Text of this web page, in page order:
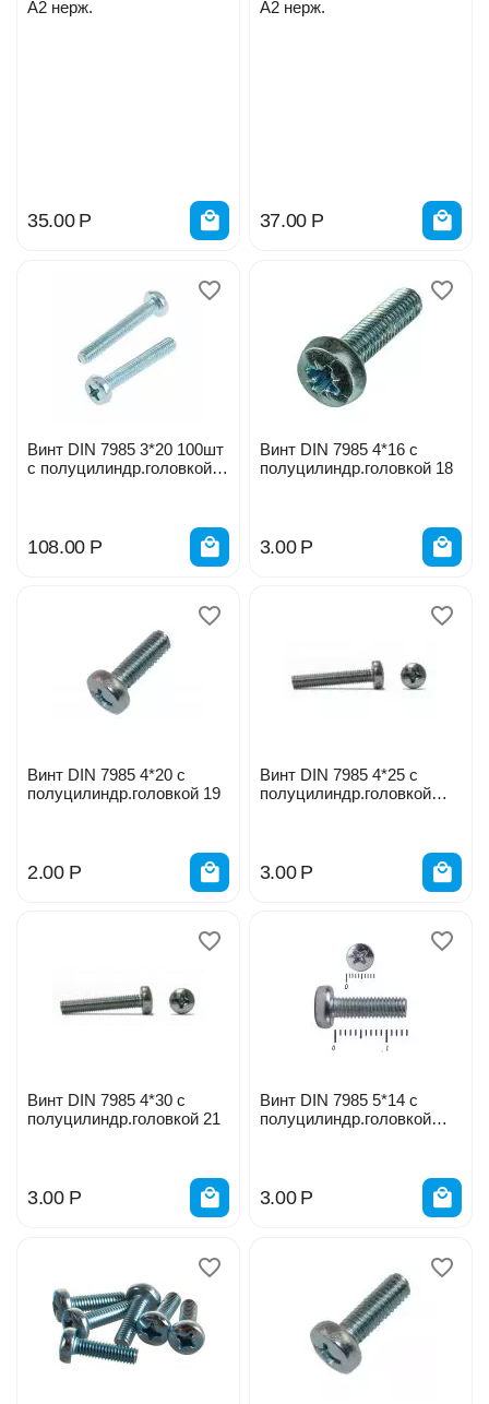
А2 нерж.
35.00 Р
А2 нерж.
37.00 Р
Винт DIN 7985 3*20 100шт
с полуцилиндр.головкой
108.00 Р
Винт DIN 7985 4*16 с
полуцилиндр.головкой 18
3.00 Р
Винт DIN 7985 4*20 с
полуцилиндр.головкой 19
2.00 Р
Винт DIN 7985 4*25 с
полуцилиндр.головкой
3.00 Р
Винт DIN 7985 4*30 с
полуцилиндр.головкой 21
3.00 Р
Винт DIN 7985 5*14 с
полуцилиндр.головкой
3.00 Р